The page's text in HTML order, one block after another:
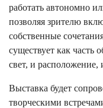
работать автономно
позволяя зрителю
собственные
существует как часть
свет, и расположение,
Выставка будет
творческими